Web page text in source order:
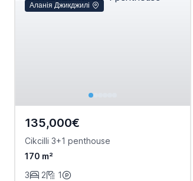
Аланія Джикджилі
135,000€
Cikcilli 3+1 penthouse
170 m²
3
2 1